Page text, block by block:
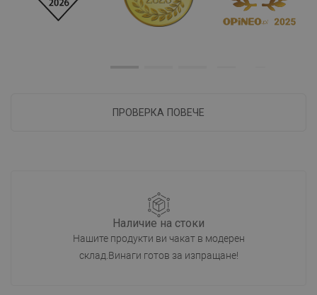
ПРОВЕРКА ПОВЕЧЕ
Наличие на стоки
Нашите продукти ви чакат в модерен
склад.Винаги готов за изпращане!